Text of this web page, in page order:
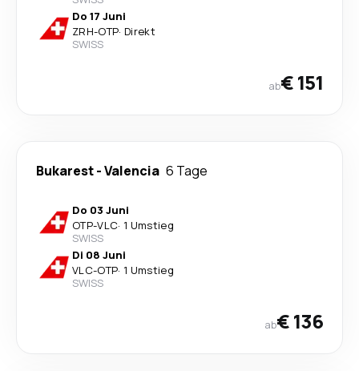
Do 17 Juni
ZRH-OTP· Direkt
SWISS
ab€ 151
Bukarest-Valencia 6 Tage
Do 03 Juni
OTP-VLC· 1 Umstieg
SWISS
Di 08 Juni
VLC-OTP· 1 Umstieg
SWISS
ab€ 136